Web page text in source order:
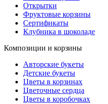
Открытки
Фруктовые корзины
Сертификаты
Клубника в шоколаде
Композиции и корзины
Авторские букеты
Детские букеты
Цветы в корзинах
Цветочные сердца
Цветы в коробочках